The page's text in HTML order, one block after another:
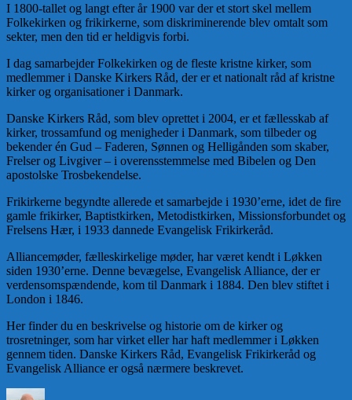
I 1800-tallet og langt efter år 1900 var der et stort skel mellem
Folkekirken og frikirkerne, som diskriminerende blev omtalt som
sekter, men den tid er heldigvis forbi.
I dag samarbejder Folkekirken og de fleste kristne kirker, som
medlemmer i Danske Kirkers Råd, der er et nationalt råd af kristne
kirker og organisationer i Danmark.
Danske Kirkers Råd, som blev oprettet i 2004, er et fællesskab af
kirker, trossamfund og menigheder i Danmark, som tilbeder og
bekender én Gud – Faderen, Sønnen og Helligånden som skaber,
Frelser og Livgiver – i overensstemmelse med Bibelen og Den
apostolske Trosbekendelse.
Frikirkerne begyndte allerede et samarbejde i 1930’erne, idet de fire
gamle frikirker, Baptistkirken, Metodistkirken, Missionsforbundet og
Frelsens Hær, i 1933 dannede Evangelisk Frikirkeråd.
Alliancemøder, fælleskirkelige møder, har været kendt i Løkken
siden 1930’erne. Denne bevægelse, Evangelisk Alliance, der er
verdensomspændende, kom til Danmark i 1884. Den blev stiftet i
London i 1846.
Her finder du en beskrivelse og historie om de kirker og
trosretninger, som har virket eller har haft medlemmer i Løkken
gennem tiden. Danske Kirkers Råd, Evangelisk Frikirkeråd og
Evangelisk Alliance er også nærmere beskrevet.